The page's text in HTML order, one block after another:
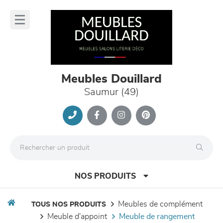
Meubles Douillard
Saumur (49)
NOS PRODUITS
TOUS NOS PRODUITS
meubles de complément
meuble d'appoint
meuble de rangement